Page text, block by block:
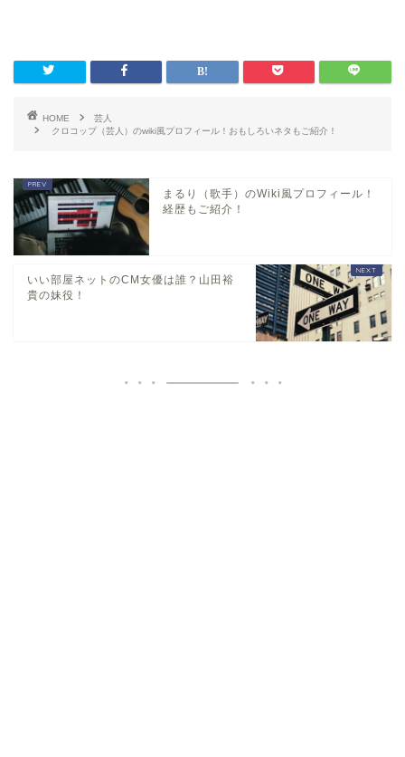
HOME
芸人
クロコップ（芸人）のwiki風プロフィール！おもしろいネタもご紹介！
まるり（歌手）のWiki風プロフィール！
経歴もご紹介！
いい部屋ネットのCM女優は誰？山田裕
貴の妹役！